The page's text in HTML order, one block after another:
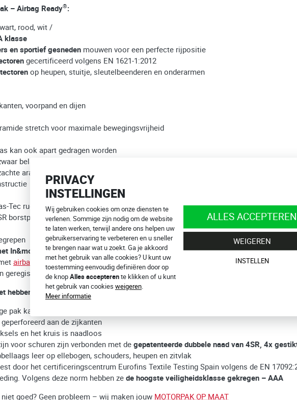
PRIVACY
INSTELLINGEN
Wij gebruiken cookies om onze diensten te
verlenen. Sommige zijn nodig om de website
te laten werken, terwijl andere ons helpen uw
gebruikerservaring te verbeteren en u sneller
te brengen naar wat u zoekt. Ga je akkoord
met het gebruik van alle cookies? U kunt uw
toestemming eenvoudig definiëren door op
de knopAlles accepterente klikken of u kunt
het gebruik van cookies weigeren.
Meer informatie
ALLES ACCEPTEREN
WEIGEREN
INSTELLEN
– Airbag Ready®:
rood, wit /
klasse
en sportief gesneden mouwen voor een perfecte rijpositie
gecertificeerd volgens EN 1621-1:2012
op heupen, stuitje, sleutelbeenderen en onderarmen
voorpand en dijen
stretch voor maximale bewegingsvrijheid
kan ook apart gedragen worden
belaste plaatsen gepatenteerde 4-voudige 4SR veiligheidsnaad
aramide stretch
Tec rugprotector toe te voegen
borstprotector van de Duitse fabrikant Sas-Tec
In&motion en Alpinestars Tech-Air ® airbagsystemen
airbag datakabel met controle-leds
geregistreerd handelsmerk bij het Tsjechische Bureau voor Industriële Eigendom
hebben?
pak kan worden bevestigd aan een Kevlar spijkerbroek
aan de zijkanten
en het kruis is naadloos
voor schuren zijn verbonden met de gepatenteerde dubbele naad van 4SR, 4x
leer op ellebogen, schouders, heupen en zitvlak
door het certificeringscentrum Eurofins Textile Testing Spain volgens de EN
Volgens deze norm hebben ze de hoogste veiligheidsklasse gekregen – AAA
goed? Geen probleem – wij maken jouw MOTORPAK OP MAAT